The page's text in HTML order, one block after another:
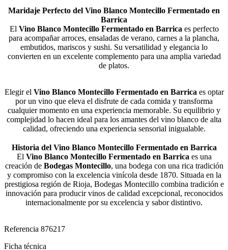
Maridaje Perfecto del Vino Blanco Montecillo Fermentado en
Barrica
El Vino Blanco Montecillo Fermentado en Barrica es perfecto
para acompañar arroces, ensaladas de verano, carnes a la plancha,
embutidos, mariscos y sushi. Su versatilidad y elegancia lo
convierten en un excelente complemento para una amplia variedad
de platos​.
Elegir el Vino Blanco Montecillo Fermentado en Barrica es optar
por un vino que eleva el disfrute de cada comida y transforma
cualquier momento en una experiencia memorable. Su equilibrio y
complejidad lo hacen ideal para los amantes del vino blanco de alta
calidad, ofreciendo una experiencia sensorial inigualable​.
Historia del Vino Blanco Montecillo Fermentado en Barrica
El Vino Blanco Montecillo Fermentado en Barrica es una
creación de Bodegas Montecillo, una bodega con una rica tradición
y compromiso con la excelencia vinícola desde 1870. Situada en la
prestigiosa región de Rioja, Bodegas Montecillo combina tradición e
innovación para producir vinos de calidad excepcional, reconocidos
internacionalmente por su excelencia y sabor distintivo​.
Referencia 876217
Ficha técnica